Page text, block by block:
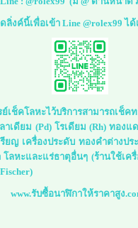
ลิ่งค์นี้เพื่อเข้า Line @rolex99 ได้
ย์เช็คโลหะไว้บริการสามารถเ
เดียม (Pd) โรเดียม (Rh) ทองแ
ยญ เครื่องประดับ ทองคำต่างป
ลหะและแร่ธาตุอื่นๆ (ร้านใช้เค
www.รับซื้อนาฬิกาให้ราคาสูง